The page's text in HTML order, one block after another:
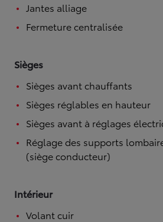
Jantes alliage
Fermeture centralisée
Sièges
Sièges avant chauffants
Sièges réglables en hauteur
Sièges avant à réglages
Réglage des supports
(siège conducteur)
Intérieur
Volant cuir